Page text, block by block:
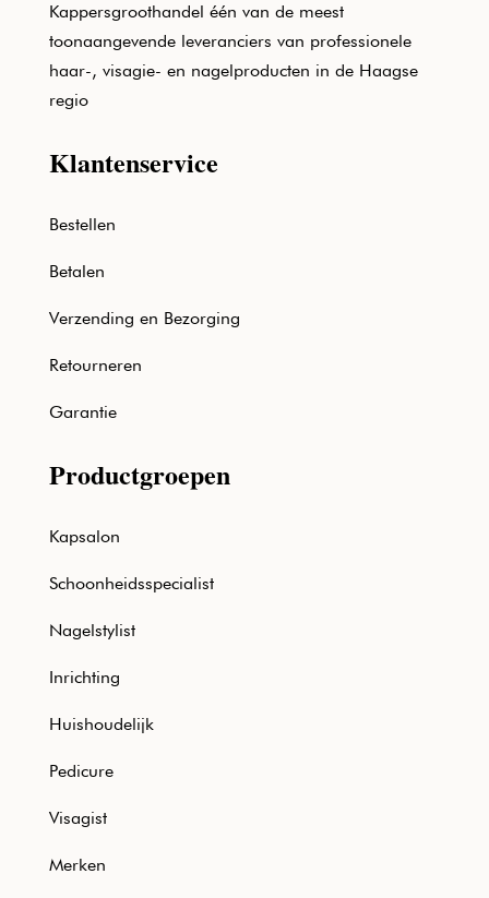
Kappersgroothandel één van de meest
toonaangevende leveranciers van professionele
haar-, visagie- en nagelproducten in de Haagse
regio
Klantenservice
Bestellen
Betalen
Verzending en Bezorging
Retourneren
Garantie
Productgroepen
Kapsalon
Schoonheidsspecialist
Nagelstylist
Inrichting
Huishoudelijk
Pedicure
Visagist
Merken